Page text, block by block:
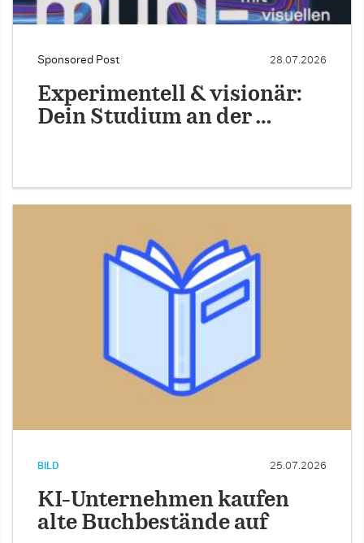
Sponsored Post 28.07.2026
Experimentell & visionär:
Dein Studium an der …
BILD 25.07.2026
KI-Unternehmen kaufen
alte Buchbestände auf